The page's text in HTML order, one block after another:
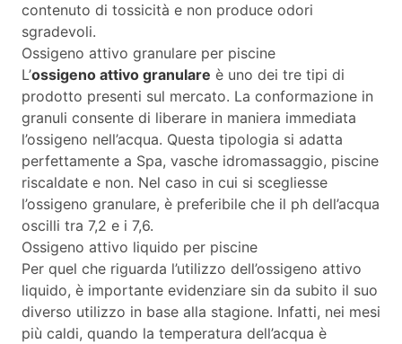
contenuto di tossicità e non produce odori
sgradevoli.
Ossigeno attivo granulare per piscine
L’ossigeno attivo granulare è uno dei tre tipi di
prodotto presenti sul mercato. La conformazione in
granuli consente di liberare in maniera immediata
l’ossigeno nell’acqua. Questa tipologia si adatta
perfettamente a Spa, vasche idromassaggio, piscine
riscaldate e non. Nel caso in cui si scegliesse
l’ossigeno granulare, è preferibile che il ph dell’acqua
oscilli tra 7,2 e i 7,6.
Ossigeno attivo liquido per piscine
Per quel che riguarda l’utilizzo dell’ossigeno attivo
liquido, è importante evidenziare sin da subito il suo
diverso utilizzo in base alla stagione. Infatti, nei mesi
più caldi, quando la temperatura dell’acqua è